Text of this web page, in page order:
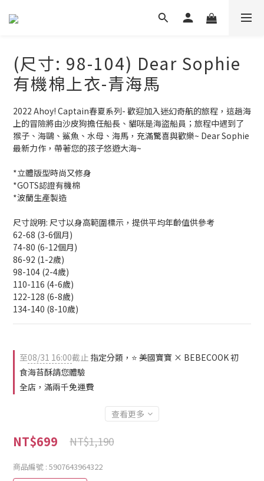
(尺寸: 98-104) Dear Sophie
有機棉上衣-青海馬
2022 Ahoy! Captain春夏系列- 歡迎加入迷幻奇航的旅程，這趟海
上的冒險將由沙皮狗擔任船長、貓咪是海盜船員；旅程中遇到了
猴子、海鷗、鯊魚、水母、海馬，充滿驚喜與歡樂~ Dear Sophie
最新力作，帶著您的孩子悠遊大海~
*立體版型時尚又修身
*GOTS認證有機棉
*波蘭生產製造
尺寸說明: 尺寸以身高範圍標示，提供平均年齡值供參考
62-68 (3-6個月)
74-80 (6-12個月)
86-92 (1-2歲)
98-104 (2-4歲)
110-116 (4-6歲)
122-128 (6-8歲)
134-140 (8-10歲)
至08/31 16:00截止 指定分類，⭐ 美國寶寶 × BEBECOOK 初
食海苔酥請您體驗
全店，滿兩千免運費
查看更多
NT$699 NT$1,190
商品編號 : 5907643964322